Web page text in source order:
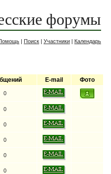
форумы
| Поиск | Участники | Календарь
E-mail Фото
0
0
0
0
0
0